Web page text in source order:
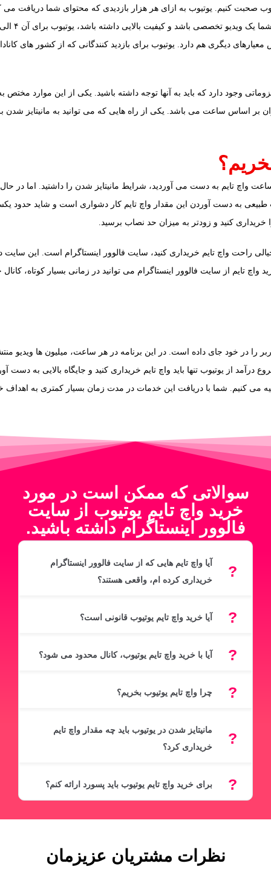
دیگری هم دارد. یوتیوب برای بازدید کنندگانی که از کشور های
وجود دارد که باید به آنها توجه داشته باشید. یکی از این موارد مختص
طبیعی به دست آوردن این مقدار واچ تایم کار دشواری است و شاید حدود
خریداری کنید و زودتر به میزان حد نصاب برسید.
راحت واچ تایم خریداری کنید، سایت فالوور اینستاگرام است. این
تایم از سایت فالوور اینستاگرام می توانید در زمانی بسیار کوتاه، کانال
را در خود جای داده است. در این برنامه در هر ساعت، میلیون ها ویدیو
از یوتیوب تنها باید واچ تایم خریداری کنید و جایگاه بالایی به دست
می کنیم. شما با دریافت این خدمات در مدت زمان بسیار کمتری به اهداف
سوالاتی که ممکن است در مورد
خرید واچ تایم یوتیوب از سایت
فالوور اینستاگرام داشته باشید.
آیا واچ تایم هایی که از سایت فالوور اینستاگرام
خریداری کرده ام، واقعی هستند؟
آیا خرید واچ تایم یوتیوب قانونی است؟
آیا با خرید واچ تایم یوتیوب، کانال محدود می شود؟
چرا واچ تایم یوتیوب بخریم؟
مانیتایز شدن در یوتیوب باید چه مقدار واچ تایم
خریداری کرد؟
برای خرید واچ تایم یوتیوب باید پسورد ارائه کنم؟
نظرات مشتریان عزیزمان